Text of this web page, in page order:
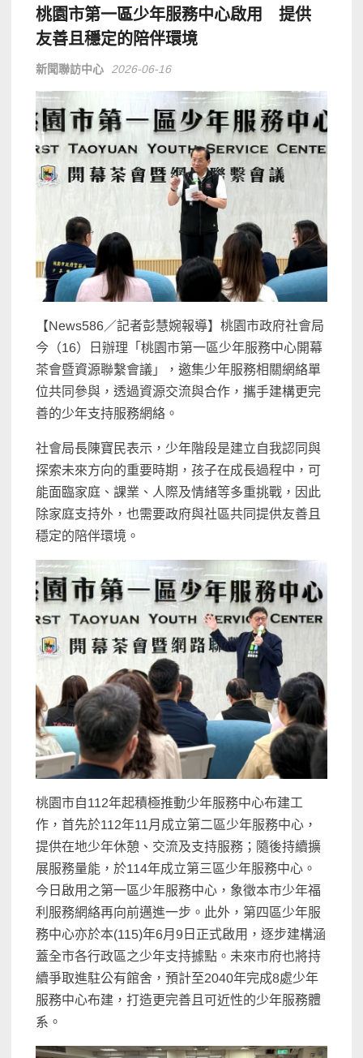
桃園市第一區少年服務中心啟用 提供
友善且穩定的陪伴環境
新聞聯訪中心 2026-06-16
【News586／記者彭慧婉報導】桃園市政府社會局
今（16）日辦理「桃園市第一區少年服務中心開幕
茶會暨資源聯繫會議」，邀集少年服務相關網絡單
位共同參與，透過資源交流與合作，攜手建構更完
善的少年支持服務網絡。
社會局長陳寶民表示，少年階段是建立自我認同與
探索未來方向的重要時期，孩子在成長過程中，可
能面臨家庭、課業、人際及情緒等多重挑戰，因此
除家庭支持外，也需要政府與社區共同提供友善且
穩定的陪伴環境。
桃園市自112年起積極推動少年服務中心布建工
作，首先於112年11月成立第二區少年服務中心，
提供在地少年休憩、交流及支持服務；隨後持續擴
展服務量能，於114年成立第三區少年服務中心。
今日啟用之第一區少年服務中心，象徵本市少年福
利服務網絡再向前邁進一步。此外，第四區少年服
務中心亦於本(115)年6月9日正式啟用，逐步建構涵
蓋全市各行政區之少年支持據點。未來市府也將持
續爭取進駐公有館舍，預計至2040年完成8處少年
服務中心布建，打造更完善且可近性的少年服務體
系。